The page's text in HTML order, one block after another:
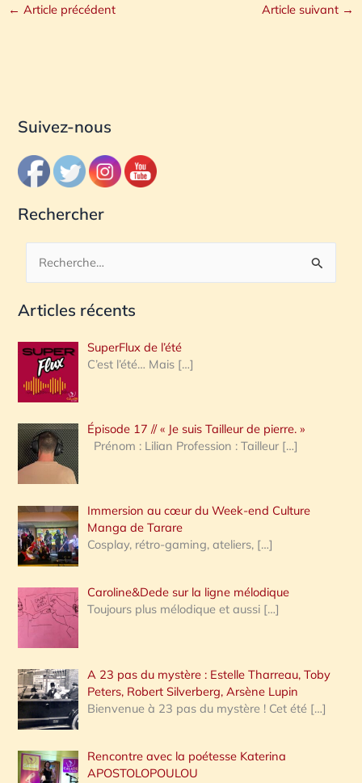
← Article précédent Article suivant →
Suivez-nous
Rechercher
c
e
r
c
h
e
:
Articles récents
SuperFlux de l’été
C’est l’été… Mais […]
Épisode 17 // « Je suis Tailleur de pierre. »
Prénom : Lilian Profession : Tailleur […]
Immersion au cœur du Week-end Culture
Manga de Tarare
Cosplay, rétro-gaming, ateliers, […]
Caroline&Dede sur la ligne mélodique
Toujours plus mélodique et aussi […]
A 23 pas du mystère : Estelle Tharreau, Toby
Peters, Robert Silverberg, Arsène Lupin
Bienvenue à 23 pas du mystère ! Cet été […]
Rencontre avec la poétesse Katerina
APOSTOLOPOULOU